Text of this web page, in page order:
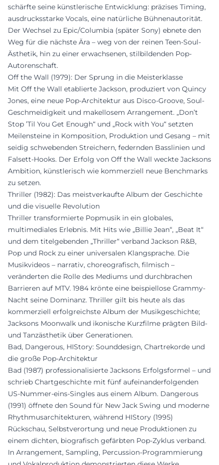
schärfte seine künstlerische Entwicklung: präzises Timing,
ausdrucksstarke Vocals, eine natürliche Bühnenautorität.
Der Wechsel zu Epic/Columbia (später Sony) ebnete den
Weg für die nächste Ära – weg von der reinen Teen-Soul-
Ästhetik, hin zu einer erwachsenen, stilbildenden Pop-
Autorenschaft.
Off the Wall (1979): Der Sprung in die Meisterklasse
Mit Off the Wall etablierte Jackson, produziert von Quincy
Jones, eine neue Pop-Architektur aus Disco-Groove, Soul-
Geschmeidigkeit und makellosem Arrangement. „Don’t
Stop ’Til You Get Enough“ und „Rock with You“ setzten
Meilensteine in Komposition, Produktion und Gesang – mit
seidig schwebenden Streichern, federnden Basslinien und
Falsett-Hooks. Der Erfolg von Off the Wall weckte Jacksons
Ambition, künstlerisch wie kommerziell neue Benchmarks
zu setzen.
Thriller (1982): Das meistverkaufte Album der Geschichte
und die visuelle Revolution
Thriller transformierte Popmusik in ein globales,
multimediales Erlebnis. Mit Hits wie „Billie Jean“, „Beat It“
und dem titelgebenden „Thriller“ verband Jackson R&B,
Pop und Rock zu einer universalen Klangsprache. Die
Musikvideos – narrativ, choreografisch, filmisch –
veränderten die Rolle des Mediums und durchbrachen
Barrieren auf MTV. 1984 krönte eine beispiellose Grammy-
Nacht seine Dominanz. Thriller gilt bis heute als das
kommerziell erfolgreichste Album der Musikgeschichte;
Jacksons Moonwalk und ikonische Kurzfilme prägten Bild-
und Tanzästhetik über Generationen.
Bad, Dangerous, HIStory: Sounddesign, Chartrekorde und
die große Pop-Architektur
Bad (1987) professionalisierte Jacksons Erfolgsformel – und
schrieb Chartgeschichte mit fünf aufeinanderfolgenden
US-Nummer-eins-Singles aus einem Album. Dangerous
(1991) öffnete den Sound für New Jack Swing und moderne
Rhythmusarchitekturen, während HIStory (1995)
Rückschau, Selbstverortung und neue Produktionen zu
einem dichten, biografisch gefärbten Pop-Zyklus verband.
In Arrangement, Sampling, Percussion-Programmierung